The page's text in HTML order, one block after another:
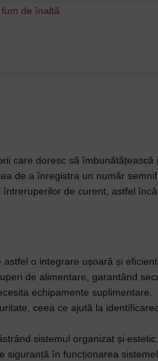
care doresc să îmbunătățească
de a înregistra un număr
de curent, astfel
o integrare ușoară și
de alimentare, garantând
echipamente suplimentare.
ceea ce ajută la
sistemul organizat și estetic.
siguranță în funcționarea